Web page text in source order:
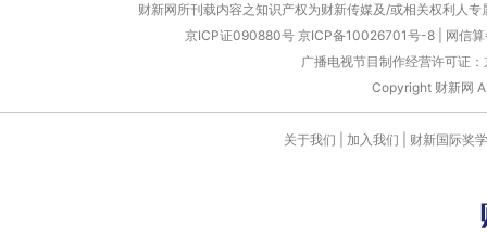
财新网所刊载内容之知识产权为财新传媒及/或相关权利人
京ICP证090880号 京ICP备10026701号-8
网信
广播电视节目制作经营许可证
Copyright 财新网
关于我们 加入我们 财新国际奖